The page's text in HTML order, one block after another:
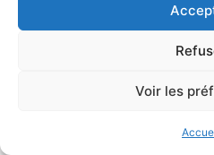
Voir les